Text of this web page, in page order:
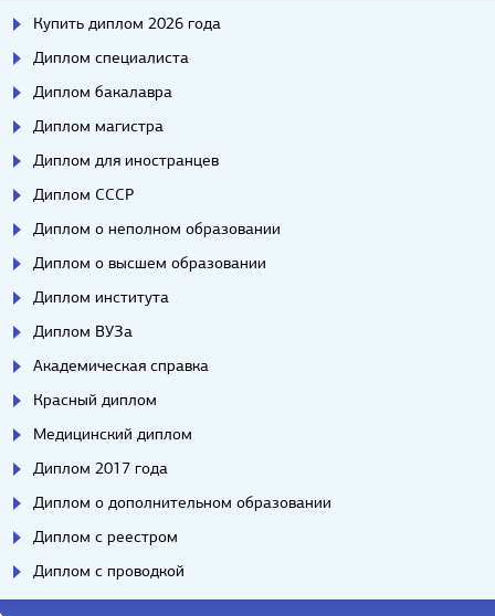
Купить диплом 2026 года
Диплом специалиста
Диплом бакалавра
Диплом магистра
Диплом для иностранцев
Диплом СССР
Диплом о неполном образовании
Диплом о высшем образовании
Диплом института
Диплом ВУЗа
Академическая справка
Красный диплом
Медицинский диплом
Диплом 2017 года
Диплом о дополнительном образовании
Диплом с реестром
Диплом с проводкой